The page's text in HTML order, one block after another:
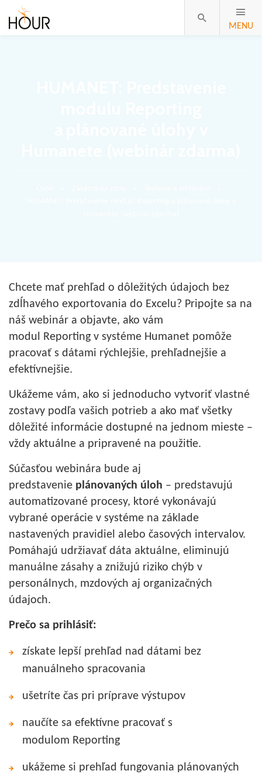
MENU
Chcete mať prehľad o dôležitých údajoch bez
zdĺhavého exportovania do Excelu? Pripojte sa na
náš webinár a objavte, ako vám
modul Reporting v systéme Humanet pomôže
pracovať s dátami rýchlejšie, prehľadnejšie a
efektívnejšie.
Ukážeme vám, ako si jednoducho vytvoriť vlastné
zostavy podľa vašich potrieb a ako mať všetky
dôležité informácie dostupné na jednom mieste –
vždy aktuálne a pripravené na použitie.
Súčasťou webinára bude aj
predstavenie plánovaných úloh – predstavujú
automatizované procesy, ktoré vykonávajú
vybrané operácie v systéme na základe
nastavených pravidiel alebo časových intervalov.
Pomáhajú udržiavať dáta aktuálne, eliminujú
manuálne zásahy a znižujú riziko chýb v
personálnych, mzdových aj organizačných
údajoch.
Prečo sa prihlásiť:
získate lepší prehľad nad dátami bez
manuálneho spracovania
ušetríte čas pri príprave výstupov
naučíte sa efektívne pracovať s
modulom Reporting
ukážeme si prehľad fungovania plánovaných